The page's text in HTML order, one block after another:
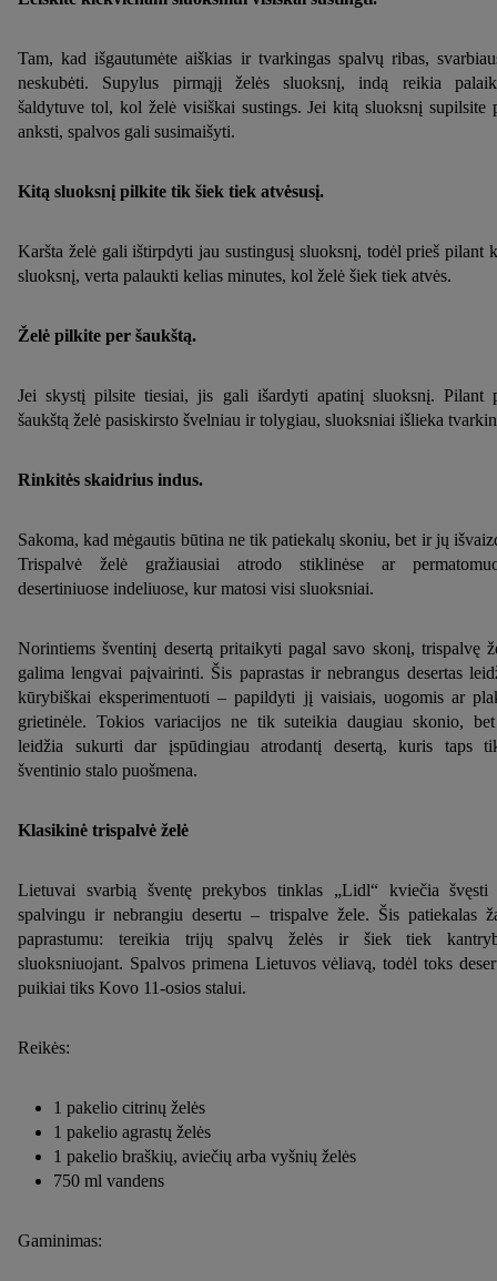
Tam, kad išgautumėte aiškias ir tvarkingas spalvų ribas,
neskubėti. Supylus pirmąjį želės sluoksnį, indą reikia
šaldytuve tol, kol želė visiškai sustings. Jei kitą sluoksnį supilsite
anksti, spalvos gali susimaišyti.
Kitą sluoksnį pilkite tik šiek tiek atvėsusį.
Karšta želė gali ištirpdyti jau sustingusį sluoksnį, todėl prieš pilant
sluoksnį, verta palaukti kelias minutes, kol želė šiek tiek atvės.
Želė pilkite per šaukštą.
Jei skystį pilsite tiesiai, jis gali išardyti apatinį sluoksnį. Pilant
šaukštą želė pasiskirsto švelniau ir tolygiau, sluoksniai išlieka
Rinkitės skaidrius indus.
Sakoma, kad mėgautis būtina ne tik patiekalų skoniu, bet ir jų
Trispalvė želė gražiausiai atrodo stiklinėse ar
desertiniuose indeliuose, kur matosi visi sluoksniai.
Norintiems šventinį desertą pritaikyti pagal savo skonį, trispalvę
galima lengvai paįvairinti. Šis paprastas ir nebrangus desertas
kūrybiškai eksperimentuoti – papildyti jį vaisiais, uogomis ar
grietinėle. Tokios variacijos ne tik suteikia daugiau skonio,
leidžia sukurti dar įspūdingiau atrodantį desertą, kuris taps
šventinio stalo puošmena.
Klasikinė trispalvė želė
Lietuvai svarbią šventę prekybos tinklas „Lidl“ kviečia švęsti
spalvingu ir nebrangiu desertu – trispalve žele. Šis patiekalas
paprastumu: tereikia trijų spalvų želės ir šiek tiek
sluoksniuojant. Spalvos primena Lietuvos vėliavą, todėl toks
puikiai tiks Kovo 11-osios stalui.
Reikės:
1 pakelio citrinų želės
1 pakelio agrastų želės
1 pakelio braškių, aviečių arba vyšnių želės
750 ml vandens
Gaminimas: